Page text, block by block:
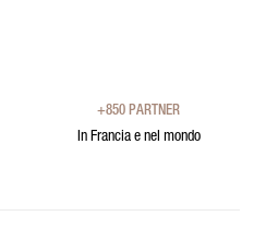
+850 PARTNER
In Francia e nel mondo